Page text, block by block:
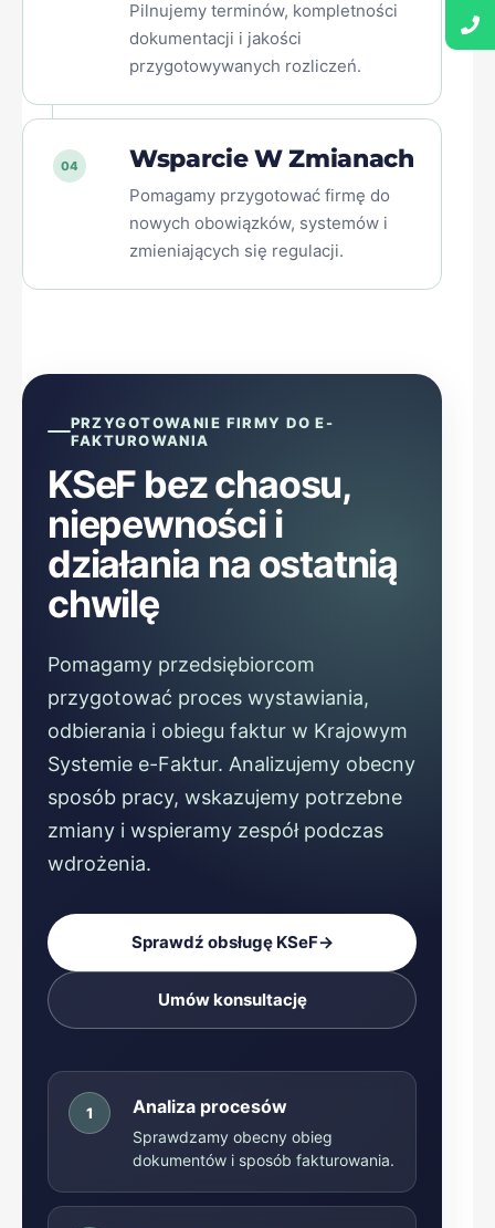
Pilnujemy terminów, kompletności
dokumentacji i jakości
przygotowywanych rozliczeń.
04 Wsparcie W Zmianach
Pomagamy przygotować firmę do
nowych obowiązków, systemów i
zmieniających się regulacji.
PRZYGOTOWANIE FIRMY DO E-
FAKTUROWANIA
KSeF bez chaosu,
niepewności i
działania na ostatnią
chwilę
Pomagamy przedsiębiorcom
przygotować proces wystawiania,
odbierania i obiegu faktur w Krajowym
Systemie e-Faktur. Analizujemy obecny
sposób pracy, wskazujemy potrzebne
zmiany i wspieramy zespół podczas
wdrożenia.
Sprawdź obsługę KSeF→
Umów konsultację
1 Analiza procesów
Sprawdzamy obecny obieg
dokumentów i sposób fakturowania.